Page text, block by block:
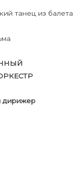
танец из балета
дирижер